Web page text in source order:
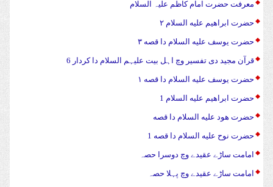
معرفت حضرت امام کاظم علیہ السلام
حضرت ابراهیم علیه السلام ۲
حضرت يوسف علیه السلام دا قصه ۳
قرآن مجید دی تفسیر وچ اہل بیت علیہم السلام دا کردار 6
حضرت يوسف علیه السلام دا قصه ۱
حضرت ابراهیم علیه السلام 1
حضرت هود علیه السلام دا قصه
حضرت نوح علیه السلام دا قصه 1
امامت ساڑے عقیدے وچ دوسرا حصہ
امامت ساڑے عقیدے وچ پہلا حصہ